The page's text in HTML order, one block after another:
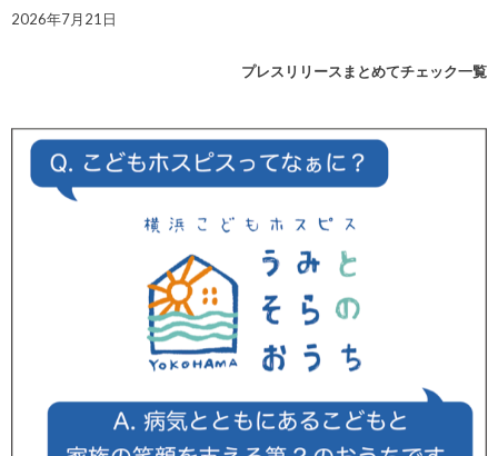
2026年7月21日
プレスリリースまとめてチェック一覧